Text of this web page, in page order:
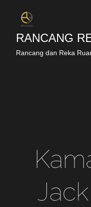
RANCANG
Rancang dan Reka